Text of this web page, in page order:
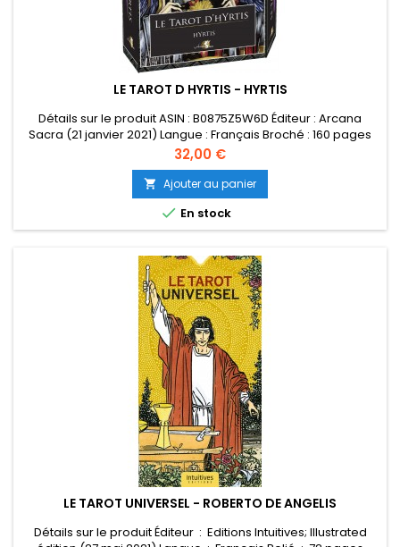
LE TAROT D HYRTIS - HYRTIS
Détails sur le produit ASIN : B0875Z5W6D Éditeur : Arcana
Sacra (21 janvier 2021) Langue : Français Broché : 160 pages
ISBN-13 : 979-1094878798 Poids de l'article : 900 g Dimensions
: 14.7 x 5.8 x 21 cm
Prix
32,00 €
 Ajouter au panier
 En stock
LE TAROT UNIVERSEL - ROBERTO DE ANGELIS
Détails sur le produit Éditeur ‏ : ‎ Editions Intuitives; Illustrated